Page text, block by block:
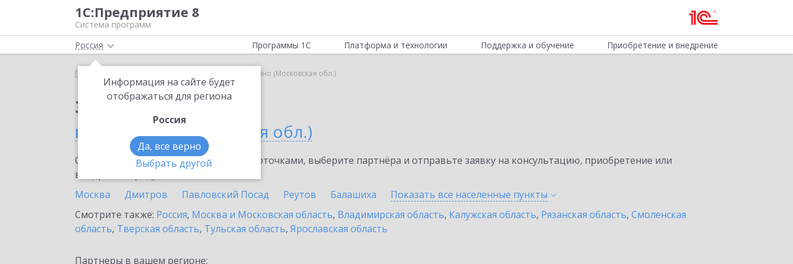
1С:Предприятие 8
Система программ
Россия
Информация на сайте будет
отображаться для региона
Россия
Да, все верно
Выбрать другой
Программы 1С Платформа и технологии Поддержка и обучение Приобретение и внедрение
Главная mag1c в Пушкино (Московская обл.)
Заказать mag1c
в Пушкино (Московская обл.)
Ознакомьтесь с информационными карточками, выберите партнёра и отправьте заявку на консультацию, приобретение или
внедрение продукта.
Москва
Дмитров Павловский Посад Реутов Балашиха Показать все населенные пункты
Смотрите также: Россия, Москва и Московская область, Владимирская область, Калужская область, Рязанская область, Смоленская
область, Тверская область, Тульская область, Ярославская область
Партнеры в вашем регионе: